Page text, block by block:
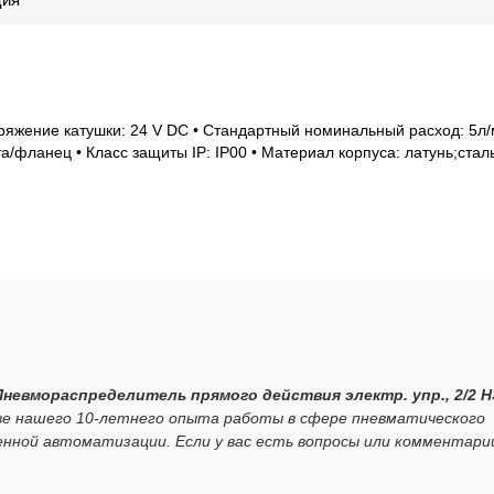
катушки: 24 V DC • Стандартный номинальный расход: 5л/
• Класс защиты IP: IP00 • Материал корпуса:
прямого действия электр. упр., 2/2
нашего 10-летнего опыта работы в сфере пневматического
автоматизации. Если у вас есть вопросы или